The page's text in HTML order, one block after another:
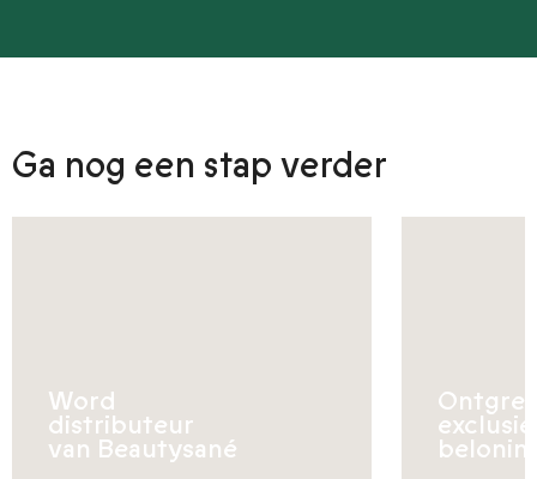
Ga nog een stap verder
Word
distributeur
van Beautysané